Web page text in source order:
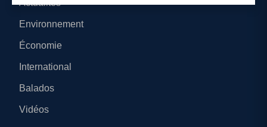
Actualités
Environnement
Économie
International
Balados
Vidéos